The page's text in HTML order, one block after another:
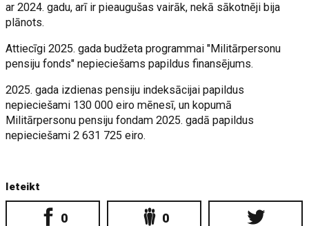
ar 2024. gadu, arī ir pieaugušas vairāk, nekā sākotnēji bija
plānots.
Attiecīgi 2025. gada budžeta programmai "Militārpersonu
pensiju fonds" nepieciešams papildus finansējums.
2025. gada izdienas pensiju indeksācijai papildus
nepieciešami 130 000 eiro mēnesī, un kopumā
Militārpersonu pensiju fondam 2025. gadā papildus
nepieciešami 2 631 725 eiro.
Ieteikt
0 0